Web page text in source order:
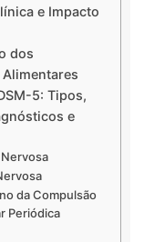
e Impacto
dos
5: Tipos,
e
da Compulsão
Periódica